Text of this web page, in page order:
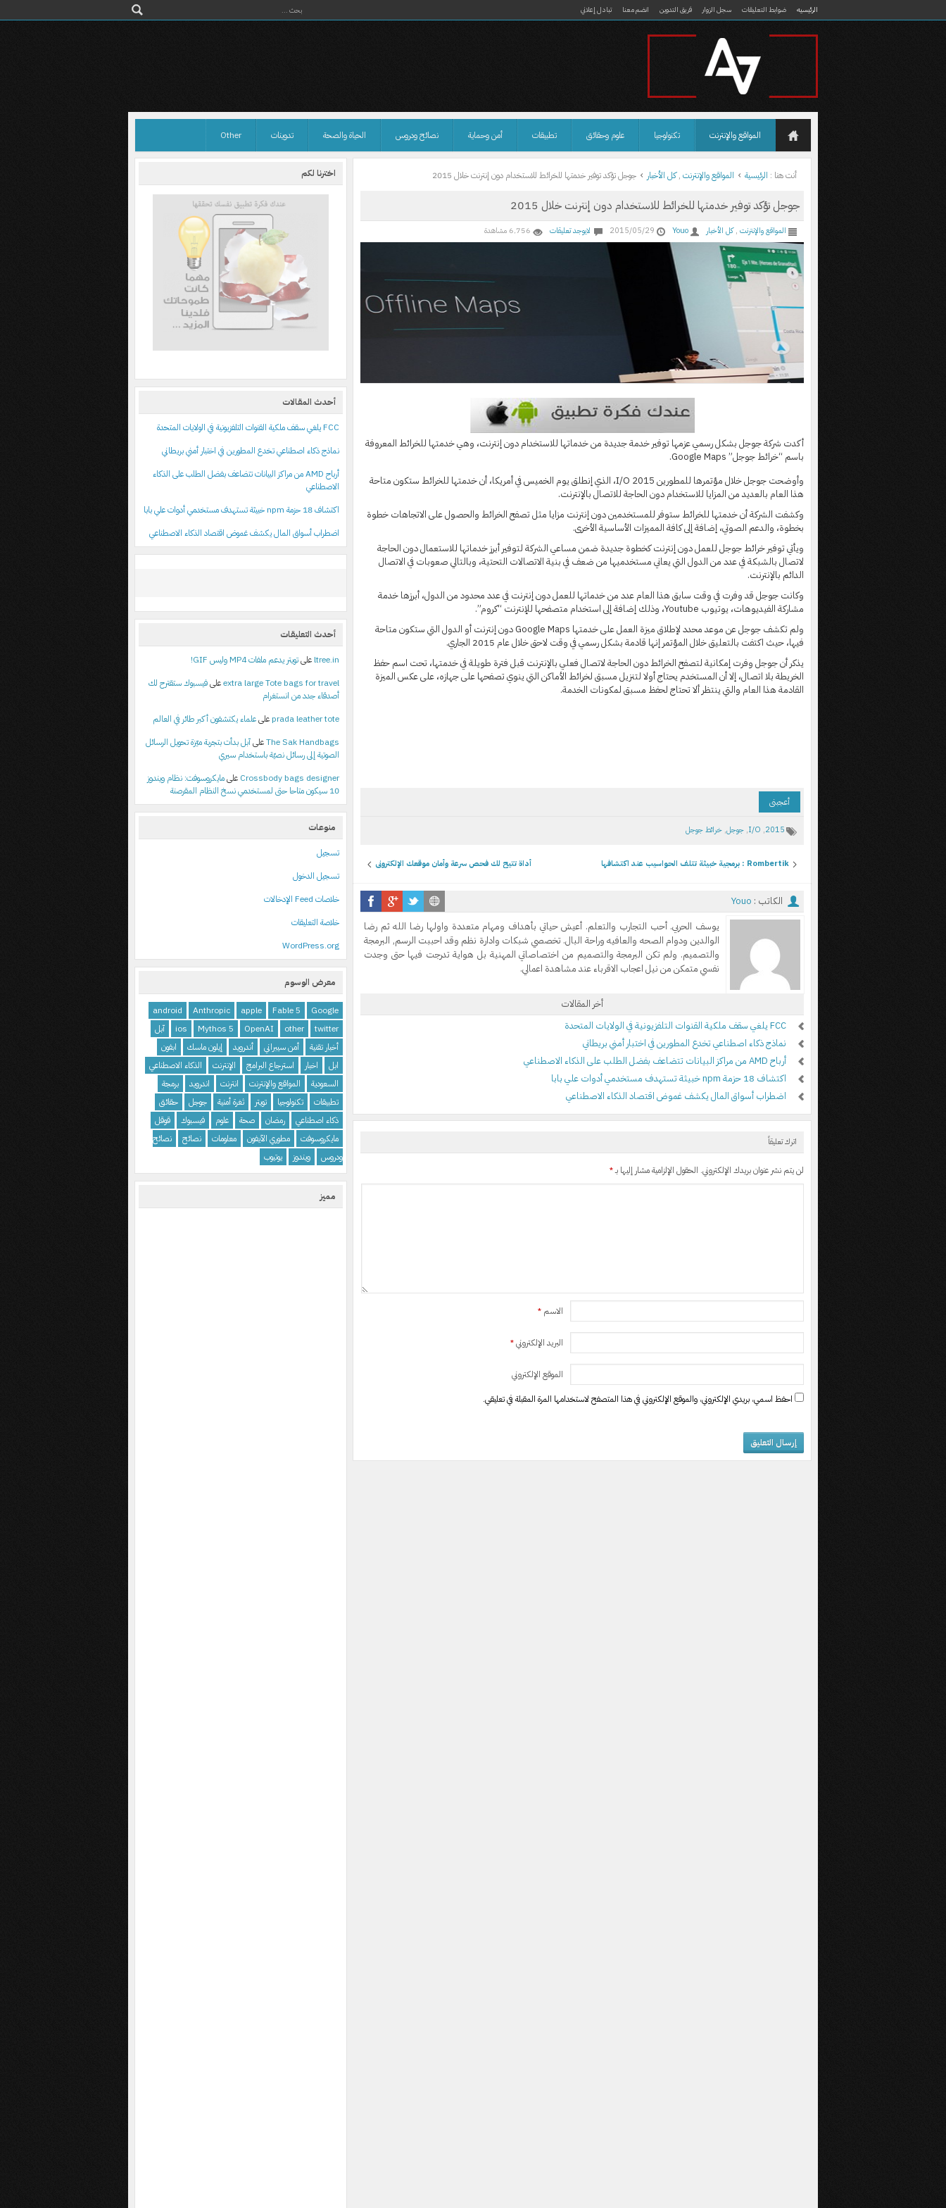
الرئيسيه ضوابط التعليقات سجل الزوار فريق التدوين انضم معنا تبادل إعلاني
المواقع والإنترنت تكنولوجيا علوم وحقائق تطبيقات أمن وحماية نصائح ودروس الحياة والصحة تدوينات Other
اخترنا لكم
أحدث المقالات
FCC يلغي سقف ملكية القنوات التلفزيونية في الولايات المتحدة
نماذج ذكاء اصطناعي تخدع المطورين في اختبار أمني بريطاني
أرباح AMD من مراكز البيانات تتضاعف بفضل الطلب على الذكاء
الاصطناعي
اكتشاف 18 حزمة npm خبيثة تستهدف مستخدمي أدوات علي بابا
اضطراب أسواق المال يكشف غموض اقتصاد الذكاء الاصطناعي
أحدث التعليقات
ltree.inعلىتويتر يدعم ملفات MP4 وليس GIF!
extra large Tote bags for travelعلىفيسبوك ستقترح لك
أصدقاء جدد من انستغرام
prada leather toteعلىعلماء يكتشفون أكبر طائر في العالم
The Sak Handbagsعلىآبل بدأت بتجربة ميّزة تحويل الرسائل
الصوتية إلى رسائل نصيّة باستخدام سيري
Crossbody bags designer علىمايكروسوفت: نظام ويندوز
10 سيكون متاحا حتى لمستخدمي نسخ النظام المقرصنة
منوعات
تسجيل
تسجيل الدخول
خلاصات Feed الإدخالات
خلاصة التعليقات
WordPress.org
معرض الوسوم
android Anthropic apple Fable 5
Google
ios
Mythos 5 OpenAI other twitter
آبل
أخبار تقنية
أمن سيبراني أندرويد إيلون ماسك
ابفون
ابل
اخبار استرجاع البرامج الإنترنت
الذكاء الاصطناعي
السعودية
المواقع والإنترنت انترنت اندرويد
برمجة
تطبيقات
تكنولوجيا تويتر ثغرة أمنية جوجل
حقائق
ذكاء اصطناعي
رمضان صحة علوم فيسبوك
قوقل
مايكروسوفت
مطوري الآيفون معلومات نصائح
نصائح
ودروس
ويندوز يوتيوب
مميز
أنت هنا : الرئيسية المواقع والإنترنت ,كل الأخبار جوجل تؤكد توفير خدمتها للخرائط للاستخدام دون إنترنت خلال 2015
جوجل تؤكد توفير خدمتها للخرائط للاستخدام دون إنترنت خلال 2015
المواقع والإنترنت ,كل الأخبار Youo
2015/05/29 لايوجد تعليقات 6٬756 مشاهدة
أكدت شركة جوجل بشكل رسمي عزمها توفير خدمة جديدة من خدماتها للاستخدام دون إنترنت، وهي خدمتها للخرائط المعروفة
باسم “خرائط جوجل” Google Maps.
وأوضحت جوجل خلال مؤتمرها للمطورين I/O 2015، الذي إنطلق يوم الخميس في أمريكا، أن خدمتها للخرائط ستكون متاحة
هذا العام بالعديد من المزايا للاستخدام دون الحاجة للاتصال بالإنترنت.
وكشفت الشركة أن خدمتها للخرائط ستوفر للمستخدمين دون إنترنت مزايا مثل تصفح الخرائط والحصول على الاتجاهات خطوة
بخطوة، والدعم الصوتي، إضافة إلى كافة المميزات الأساسية الأخرى.
ويأتي توفير خرائط جوجل للعمل دون إنترنت كخطوة جديدة ضمن مساعي الشركة لتوفير أبرز خدماتها للاستعمال دون الحاجة
لاتصال بالشبكة في عدد من الدول التي يعاني مستخدميها من ضعف في بنية الاتصالات التحتية، وبالتالي صعوبات في الاتصال
الدائم بالإنترنت.
وكانت جوجل قد وفرت في وقت سابق هذا العام عدد من خدماتها للعمل دون إنترنت في عدد محدود من الدول، أبرزها خدمة
مشاركة الفيديوهات، يوتيوب Youtube، وذلك إضافة إلى استخدام متصفحها للإنترنت “كروم”.
ولم تكشف جوجل عن موعد محدد لإطلاق ميزة العمل على خدمتها Google Maps دون إنترنت أو الدول التي ستكون متاحة
فيها، حيث اكتفت بالتعليق خلال المؤتمر إنها قادمة بشكل رسمي في وقت لاحق خلال عام 2015 الجاري.
يذكر أن جوجل وفرت إمكانية لتصفح الخرائط دون الحاجة لاتصال فعلي بالإنترنت قبل فترة طويلة في خدمتها، تحت اسم حفظ
الخريطة بلا اتصال، إلا أن المستخدم يحتاج أولا لتنزيل مسبق لخرائط الأماكن التي ينوي تصفحها على جهازه، على عكس الميزة
القادمة هذا العام والتي ينتظر ألا تحتاج لحفظ مسبق لمكونات الخدمة.
أعجبنى
2015
,
I/O
, جوجل, خرائط جوجل
Rombertik : برمجية خبيثة تتلف الحواسيب عند اكتشافها أداة تتيح لك فحص سرعة وأمان موقعك الإلكتروني
الكاتب : Youo
يوسف الحربي. أحب التجارب والتعلم. أعيش حياتي بأهداف ومهام متعددة واولها رضا الله ثم رضا
الوالدين ودوام الصحه والعافيه وراحة البال. تخصصي شبكات وادارة نظم وقد احببت الرسم, البرمجة
والتصميم. ولم تكن البرمجة والتصميم من اختصاصاتي المهنية بل هواية تدرجت فيها حتى وجدت
نفسي متمكن من نيل اعجاب الاقرباء عند مشاهدة اعمالي.
أخر المقالات
FCC يلغي سقف ملكية القنوات التلفزيونية في الولايات المتحدة
نماذج ذكاء اصطناعي تخدع المطورين في اختبار أمني بريطاني
أرباح AMD من مراكز البيانات تتضاعف بفضل الطلب على الذكاء الاصطناعي
اكتشاف 18 حزمة npm خبيثة تستهدف مستخدمي أدوات علي بابا
اضطراب أسواق المال يكشف غموض اقتصاد الذكاء الاصطناعي
اترك تعليقاً
لن يتم نشر عنوان بريدك الإلكتروني. الحقول الإلزامية مشار إليها بـ*
الاسم *
البريد الإلكتروني*
الموقع الإلكتروني
احفظ اسمي، بريدي الإلكتروني، والموقع الإلكتروني في هذا المتصفح لاستخدامها المرة المقبلة في تعليقي.